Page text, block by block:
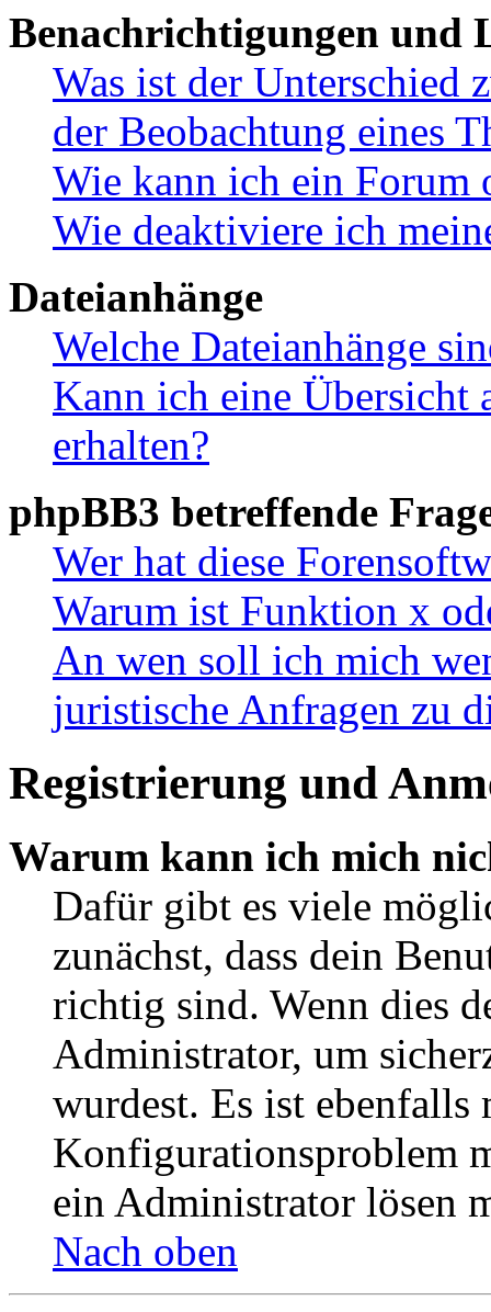
Benachrichtigungen und
Was ist der Unterschied
der Beobachtung eines
Wie kann ich ein Forum
Wie deaktiviere ich
Dateianhänge
Welche Dateianhänge
Kann ich eine Übersicht
erhalten?
phpBB3 betreffende
Wer hat diese
Warum ist Funktion x
An wen soll ich mich
juristische Anfragen zu
Registrierung und
Warum kann ich mich
Dafür gibt es viele
zunächst, dass dein
richtig sind. Wenn dies
Administrator, um
wurdest. Es ist ebenfalls
Konfigurationsproblem
ein Administrator lösen
Nach oben